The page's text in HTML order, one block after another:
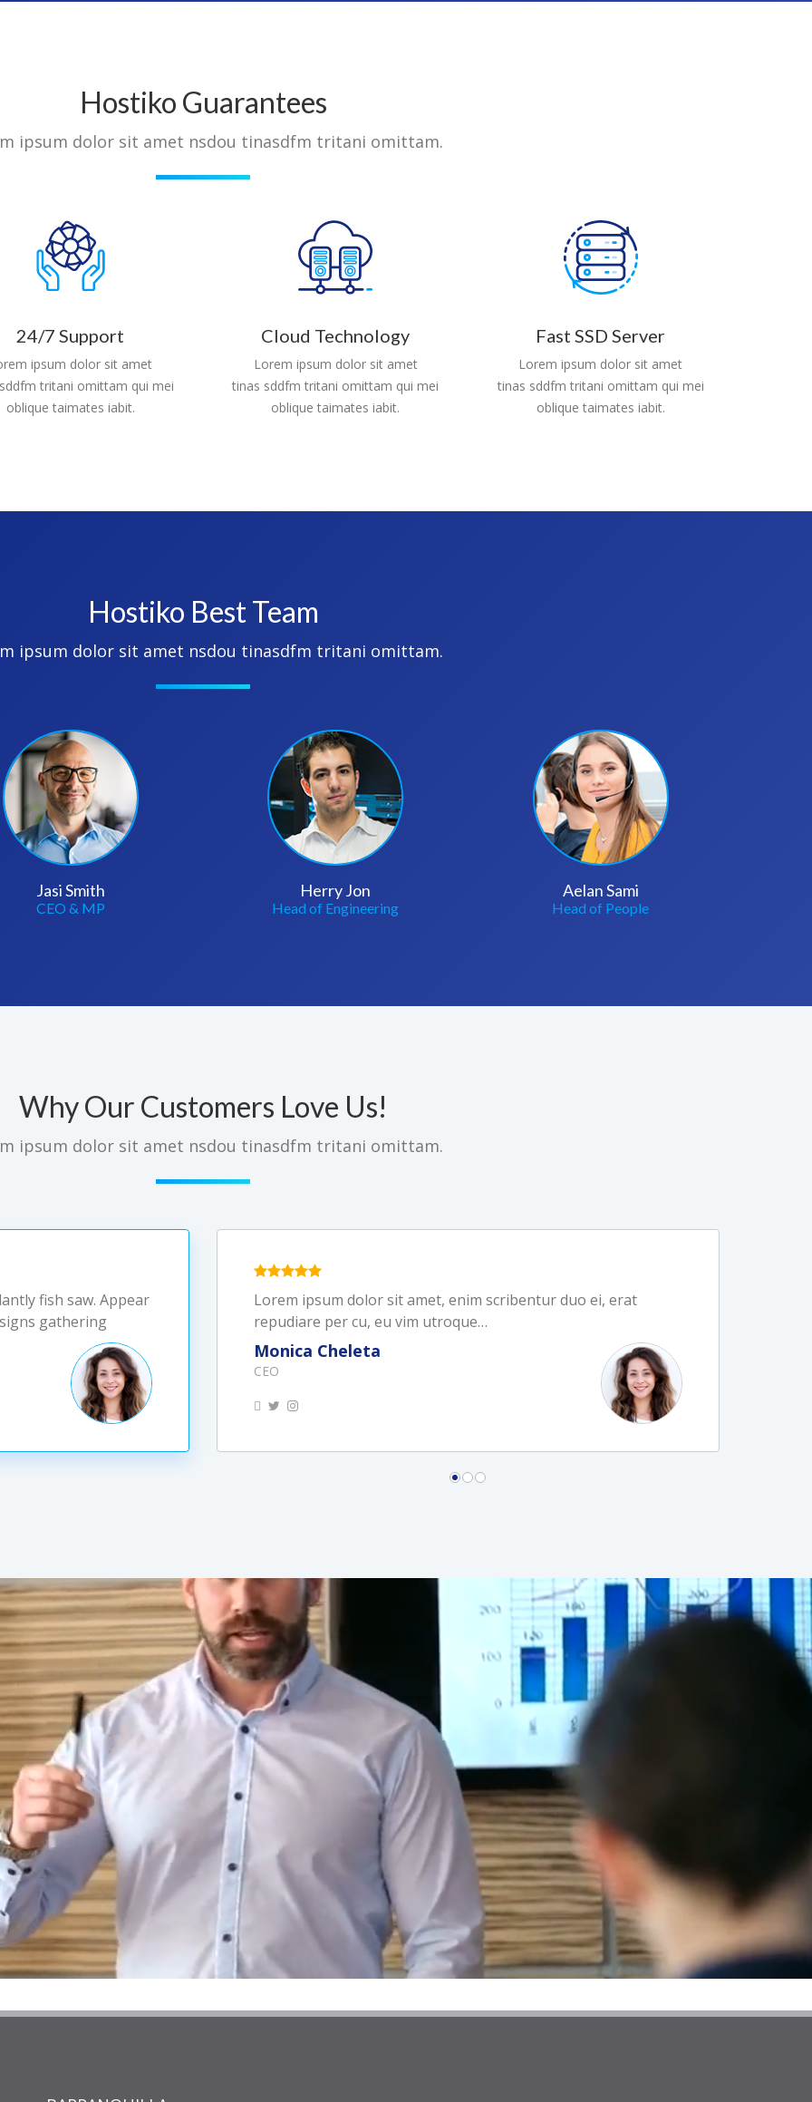
Hostiko Guarantees
ipsum dolor sit amet nsdou tinasdfm tritani omittam.
24/7 Support
ipsum dolor sit amet
tritani omittam qui mei
oblique taimates iabit.
Cloud Technology
Lorem ipsum dolor sit amet
tinas sddfm tritani omittam qui mei
oblique taimates iabit.
Fast SSD Server
Lorem ipsum dolor sit amet
tinas sddfm tritani omittam qui mei
oblique taimates iabit.
Hostiko Best Team
ipsum dolor sit amet nsdou tinasdfm tritani omittam.
Jasi Smith
CEO & MP
Herry Jon
Head of Engineering
Aelan Sami
Head of People
Why Our Customers Love Us!
ipsum dolor sit amet nsdou tinasdfm tritani omittam.
fish saw. Appear
gathering
Lorem ipsum dolor sit amet, enim scribentur duo ei, erat
repudiare per cu, eu vim utroque…
Jhon Smith
Marketing Expert